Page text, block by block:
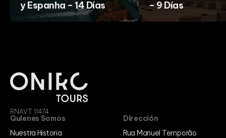
y Espanha – 14 Días
– 9 Días
RNAVT 11474
Dirección
Rua Manuel Temporão
Quienes Somos
Nuestra Historia